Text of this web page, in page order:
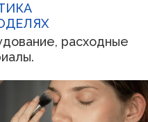
расходные